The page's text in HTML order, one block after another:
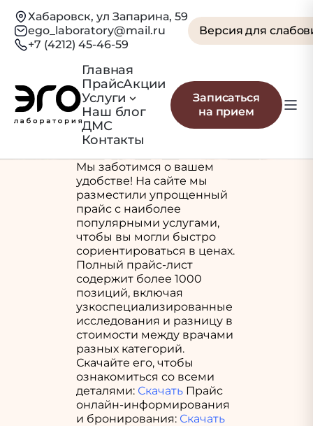
Хабаровск, ул Запарина, 59
ego_laboratory@mail.ru
+7 (4212) 45-46-59
Версия для
Главная
ПрайсАкции
Услуги
Наш блог
ДМС
Контакты
Записаться
на прием
Прайс
Главная Прайс
Мы заботимся о вашем
удобстве! На сайте мы
разместили упрощенный
прайс с наиболее
популярными услугами,
чтобы вы могли быстро
сориентироваться в ценах.
Полный прайс-лист
содержит более 1000
позиций, включая
узкоспециализированные
исследования и разницу в
стоимости между врачами
разных категорий.
Скачайте его, чтобы
ознакомиться со всеми
деталями: Скачать Прайс
онлайн-информирования
и бронирования: Скачать